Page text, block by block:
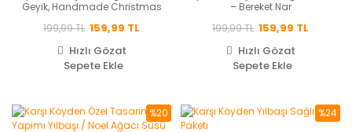
Geyik, Handmade Christmas
199,99 TL 159,99 TL
Hızlı Gözat
Sepete Ekle
– Bereket Nar
199,99 TL 159,99 TL
Hızlı Gözat
Sepete Ekle
%20 %24